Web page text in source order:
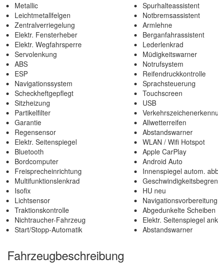
Metallic
Leichtmetallfelgen
Zentralverriegelung
Elektr. Fensterheber
Elektr. Wegfahrsperre
Servolenkung
ABS
ESP
Navigationssystem
Scheckheftgepflegt
Sitzheizung
Partikelfilter
Garantie
Regensensor
Elektr. Seitenspiegel
Bluetooth
Bordcomputer
Freisprecheinrichtung
Multifunktionslenkrad
Isofix
Lichtsensor
Traktionskontrolle
Nichtraucher-Fahrzeug
Start/Stopp-Automatik
Spurhalteassistent
Notbremsassistent
Armlehne
Berganfahrassistent
Lederlenkrad
Müdigkeitswarner
Notrufsystem
Reifendruckkontrolle
Sprachsteuerung
Touchscreen
USB
Allwetterreifen
Abstandswarner
WLAN / Wifi Hotspot
Apple CarPlay
Android Auto
Innenspiegel autom.
HU neu
Navigationsvorbereitung
Abgedunkelte Scheiben
Elektr. Seitenspiegel
Abstandswarner
Fahrzeugbeschreibung